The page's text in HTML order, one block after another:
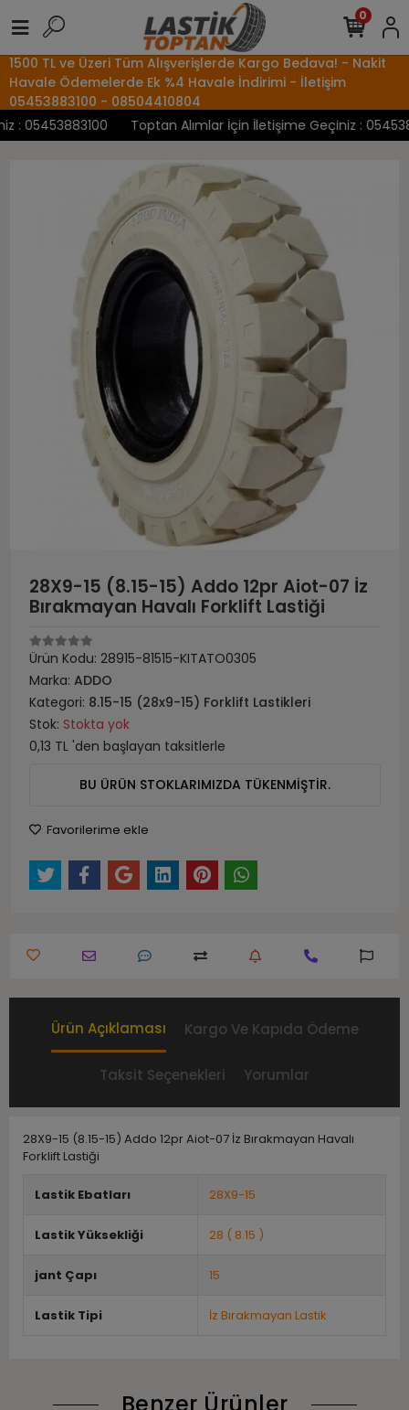
1500 TL ve Üzeri Tüm Alışverişlerde Kargo Bedava! - Nakit
Havale Ödemelerde Ek %4 Havale İndirimi - İletişim
05453883100 - 08504410804
05453883100
Toptan Alımlar İçin İletişime Geçiniz :
0
28X9-15 (8.15-15) Addo 12pr Aiot-07 İz
Bırakmayan Havalı Forklift Lastiği
Ürün Kodu: 28915-81515-KITATO0305
Marka: ADDO
Kategori: 8.15-15 (28x9-15) Forklift Lastikleri
Stok: Stokta yok
0,13 TL 'den başlayan taksitlerle
BU ÜRÜN STOKLARIMIZDA TÜKENMİŞTİR.
Favorilerime ekle
Ürün Açıklaması Kargo Ve Kapıda Ödeme
Taksit Seçenekleri Yorumlar
28X9-15 (8.15-15) Addo 12pr Aiot-07 İz Bırakmayan Havalı
Forklift Lastiği
Lastik Ebatları 28X9-15
Lastik Yüksekliği 28 ( 8.15 )
jant Çapı 15
Lastik Tipi İz Bırakmayan Lastik